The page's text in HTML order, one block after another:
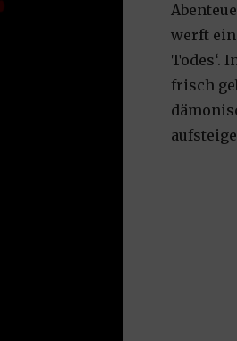
werft
Todes‘.
frisch